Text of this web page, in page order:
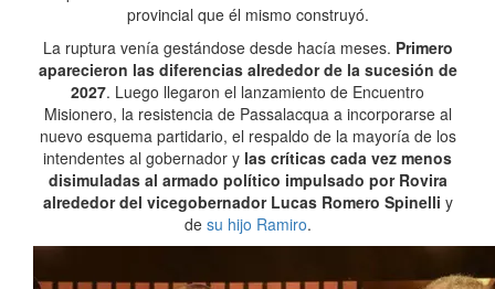
provincial que él mismo construyó.
La ruptura venía gestándose desde hacía meses. Primero
aparecieron las diferencias alrededor de la sucesión de
2027. Luego llegaron el lanzamiento de Encuentro
Misionero, la resistencia de Passalacqua a incorporarse al
nuevo esquema partidario, el respaldo de la mayoría de los
intendentes al gobernador y las críticas cada vez menos
disimuladas al armado político impulsado por Rovira
alrededor del vicegobernador Lucas Romero Spinelli y
de su hijo Ramiro.